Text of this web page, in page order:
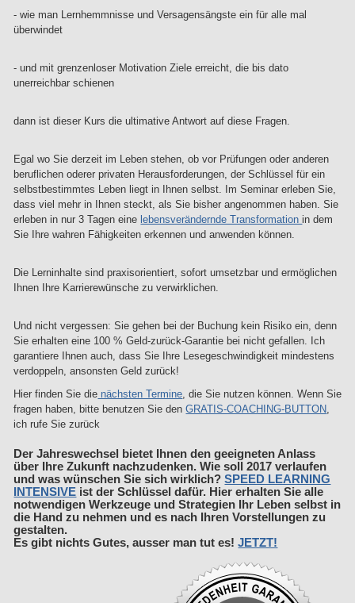
- wie man Lernhemmnisse und Versagensängste ein für alle mal
überwindet
- und mit grenzenloser Motivation Ziele erreicht, die bis dato
unerreichbar schienen
dann ist dieser Kurs die ultimative Antwort auf diese Fragen.
Egal wo Sie derzeit im Leben stehen, ob vor Prüfungen oder anderen
beruflichen oderer privaten Herausforderungen, der Schlüssel für ein
selbstbestimmtes Leben liegt in Ihnen selbst. Im Seminar erleben Sie,
dass viel mehr in Ihnen steckt, als Sie bisher angenommen haben. Sie
erleben in nur 3 Tagen eine lebensverändernde Transformation in dem
Sie Ihre wahren Fähigkeiten erkennen und anwenden können.
Die Lerninhalte sind praxisorientiert, sofort umsetzbar und ermöglichen
Ihnen Ihre Karrierewünsche zu verwirklichen.
Und nicht vergessen: Sie gehen bei der Buchung kein Risiko ein, denn
Sie erhalten eine 100 % Geld-zurück-Garantie bei nicht gefallen. Ich
garantiere Ihnen auch, dass Sie Ihre Lesegeschwindigkeit mindestens
verdoppeln, ansonsten Geld zurück!
Hier finden Sie die nächsten Termine, die Sie nutzen können. Wenn Sie
fragen haben, bitte benutzen Sie denGRATIS-COACHING-BUTTON,
ich rufe Sie zurück
Der Jahreswechsel bietet Ihnen den geeigneten Anlass
über Ihre Zukunft nachzudenken. Wie soll 2017 verlaufen
und was wünschen Sie sich wirklich?SPEED LEARNING
INTENSIVE ist der Schlüssel dafür. Hier erhalten Sie alle
notwendigen Werkzeuge und Strategien Ihr Leben selbst in
die Hand zu nehmen und es nach Ihren Vorstellungen zu
gestalten.
Es gibt nichts Gutes, ausser man tut es! JETZT!